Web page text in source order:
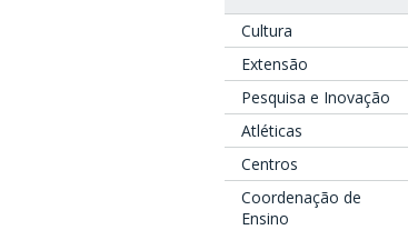
Cultura
Extensão
Pesquisa e Inovação
Atléticas
Centros
Coordenação de
Ensino